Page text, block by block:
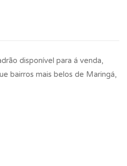
disponível para á venda,
bairros mais belos de Maringá,